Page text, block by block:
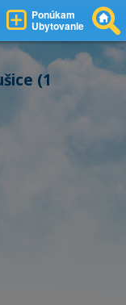
Ponúkam
Ubytovanie
(1